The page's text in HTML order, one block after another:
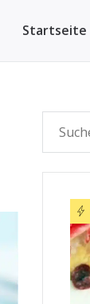
Startseite